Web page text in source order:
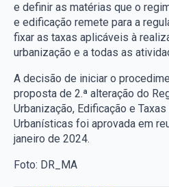
e definir as matérias que o
e edificação remete para a
fixar as taxas aplicáveis à
urbanização e a todas as
A decisão de iniciar o
proposta de 2.ª alteração do
Urbanização, Edificação e
Urbanísticas foi aprovada em
janeiro de 2024.
Foto: DR_MA